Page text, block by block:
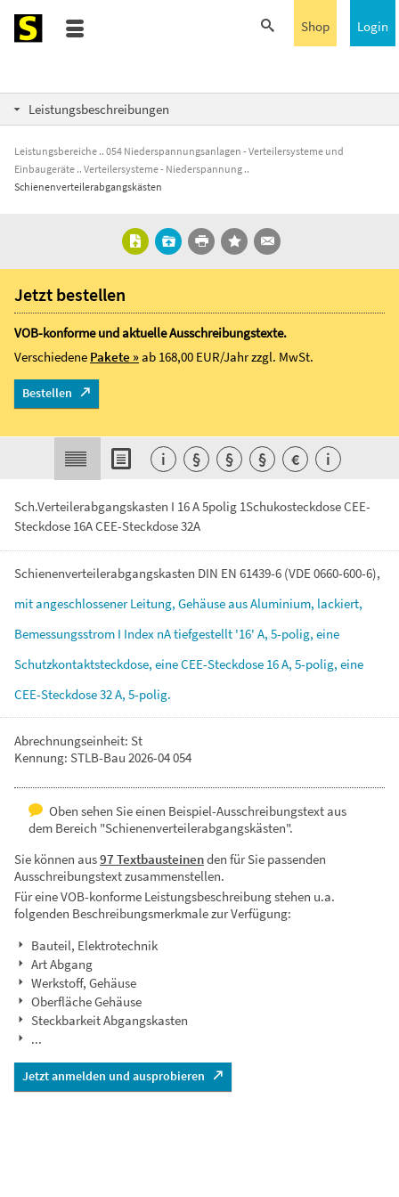
Login
Shop
Leistungsbeschreibungen
Leistungsbereiche
054 Niederspannungsanlagen - Verteilersysteme und
Einbaugeräte
Verteilersysteme - Niederspannung
Schienenverteilerabgangskästen
Sch.Verteilerabgangskasten I 16 A 5polig 1Schukosteckdose CEE-
Steckdose 16A CEE-Steckdose 32A
Schienenverteilerabgangskasten DIN EN 61439-6 (VDE0660-600-6),
mitangeschlossenerLeitung, GehäuseausAluminium, lackiert,
Bemessungsstrom I Index nAtiefgestellt '16' A, 5-polig, eine
Schutzkontaktsteckdose, eineCEE-Steckdose 16A, 5-polig, eine
CEE-Steckdose32A, 5-polig.
Abrechnungseinheit: St
Kennung: STLB-Bau 2026-04 054
Oben sehen Sie einen Beispiel-Ausschreibungstext aus
dem Bereich "Schienenverteilerabgangskästen".
Sie können aus97 Textbausteinenden für Sie passenden
Ausschreibungstext zusammenstellen.
Für eine VOB-konforme Leistungsbeschreibung stehen u.a.
folgenden Beschreibungsmerkmale zur Verfügung:
Bauteil, Elektrotechnik
Art Abgang
Werkstoff, Gehäuse
Oberfläche Gehäuse
Steckbarkeit Abgangskasten
...
Jetzt anmelden und ausprobieren
Jetzt bestellen
VOB-konforme und aktuelle Ausschreibungstexte.
Verschiedene Pakete »ab 168,00 EUR/Jahrzzgl. MwSt.
Bestellen
i § § § € i